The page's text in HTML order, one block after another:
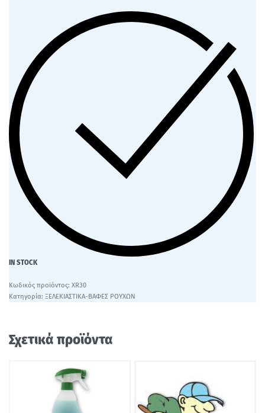
IN STOCK
XR30
Κατηγορία: ΞΕΛΕΚΙΑΣΤΙΚΑ-ΒΑΦΕΣ ΡΟΥΧΩΝ
Σχετικά προϊόντα